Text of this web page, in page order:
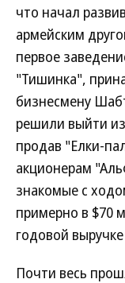
что начал
армейским
первое
"Тишинка",
бизнесмену
решили выйти из
продав "Елки-
акционерам
знакомые с
примерно в $70
годовой
Почти весь